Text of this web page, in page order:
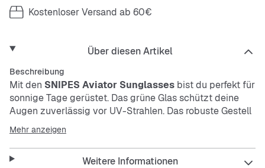
Kostenloser Versand ab 60€
Über diesen Artikel
Beschreibung
Mit den SNIPES Aviator Sunglasses bist du perfekt für
sonnige Tage gerüstet. Das grüne Glas schützt deine
Augen zuverlässig vor UV-Strahlen. Das robuste Gestell
im angesagten Schildpatt-Look sorgt für einen lässigen
Vibe und hält einiges aus.
Mehr anzeigen
Weitere Informationen